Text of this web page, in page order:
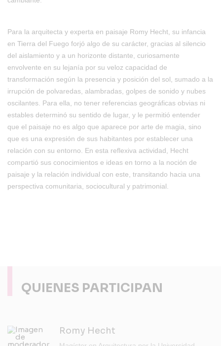
Para la arquitecta y experta en paisaje Romy Hecht, su infancia
en Tierra del Fuego forjó algo de su carácter, gracias al silencio
del aislamiento y a un horizonte distante, curiosamente
envolvente en su lejanía por su veloz capacidad de
transformación según la presencia y posición del sol, sumado a la
irrupción de polvaredas, alambradas, golpes de sonido y nubes
oscilantes. Para ella, no tener referencias geográficas obvias ni
estables determinó su sentido de lugar, y le permitió entender
que el paisaje no es algo que aparece por arte de magia, sino
que es una expresión de sus habitantes por establecer una
relación con su entorno. En esta reflexiva actividad, Hecht
compartió sus conocimientos e ideas en torno a la noción de
paisaje y la relación individual con este, transitando hacia una
perspectiva comunitaria, sociocultural y patrimonial.
QUIENES PARTICIPAN
Romy Hecht